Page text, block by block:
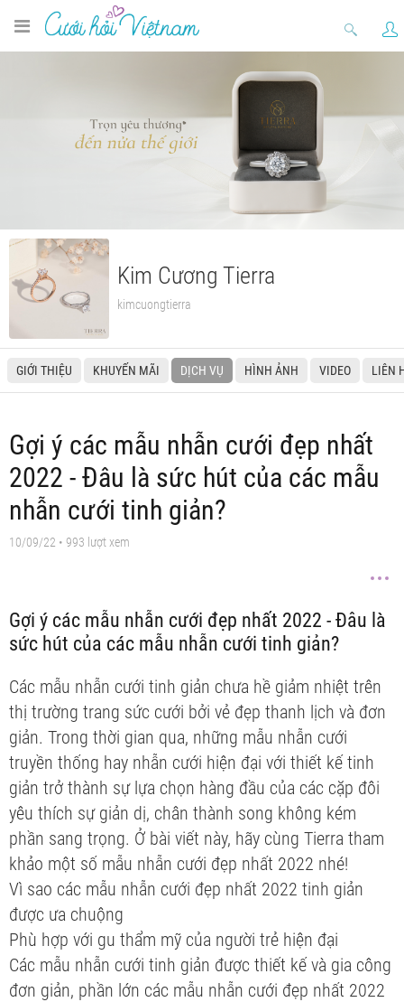
Kim Cương Tierra
kimcuongtierra
GIỚI THIỆU KHUYẾN MÃI DỊCH VỤ HÌNH ẢNH VIDEO LIÊN
Gợi ý các mẫu nhẫn cưới đẹp nhất
2022 - Đâu là sức hút của các mẫu
nhẫn cưới tinh giản?
10/09/22 • 993 lượt xem
Gợi ý các mẫu nhẫn cưới đẹp nhất 2022 - Đâu là
sức hút của các mẫu nhẫn cưới tinh giản?
Các mẫu nhẫn cưới tinh giản chưa hề giảm nhiệt trên
thị trường trang sức cưới bởi vẻ đẹp thanh lịch và đơn
giản. Trong thời gian qua, những mẫu nhẫn cưới
truyền thống hay nhẫn cưới hiện đại với thiết kế tinh
giản trở thành sự lựa chọn hàng đầu của các cặp đôi
yêu thích sự giản dị, chân thành song không kém
phần sang trọng. Ở bài viết này, hãy cùng Tierra tham
khảo một số mẫu nhẫn cưới đẹp nhất 2022 nhé!
Vì sao các mẫu nhẫn cưới đẹp nhất 2022 tinh giản
được ưa chuộng
Phù hợp với gu thẩm mỹ của người trẻ hiện đại
Các mẫu nhẫn cưới tinh giản được thiết kế và gia công
đơn giản, phần lớn các mẫu nhẫn cưới đẹp nhất 2022